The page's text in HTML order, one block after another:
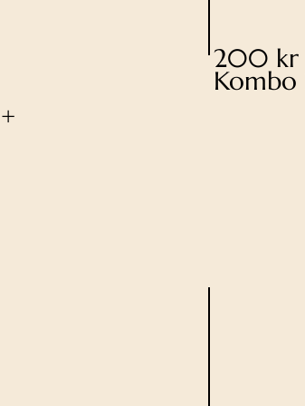
+
200 kr
Kombo